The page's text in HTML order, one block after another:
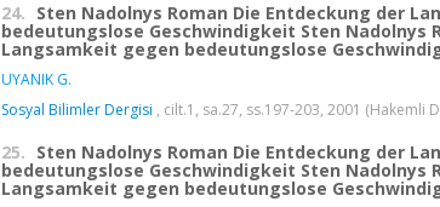
24. Sten Nadolnys Roman Die Entdeckung der
bedeutungslose Geschwindigkeit Sten Nadolnys
Langsamkeit gegen bedeutungslose
UYANIK G.
Sosyal Bilimler Dergisi , cilt.1, sa.27, ss.197-203, 2001 (Hakemli
25. Sten Nadolnys Roman Die Entdeckung der
bedeutungslose Geschwindigkeit Sten Nadolnys
Langsamkeit gegen bedeutungslose